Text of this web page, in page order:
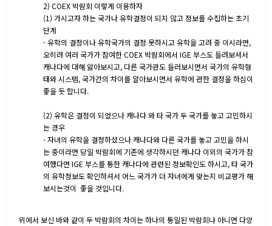
2) COEX 박람회 이렇게 이용하자
(1) 가시고자 하는 국가나 유학결정이 되지 않고 정보를 수집하는 초기
단계
- 유학의 결정이나 유학국가의 결정 못하시고 유학을 고려 중 이시라면,
오히려 여러 국가가 참여한 COEX 박람회에서 IGE 부스도 들려보셔서
캐나다에 대해 앓아보시고, 다른 국가관도 들러보시면서 국가의 유학형
태와 시스템, 국가간의 차이를 알아보시면서 유학에 관한 결정을 하심이
좋을 듯 합니다.
(2) 유학은 결정이 되었으나 캐나다 와 타 국가 두 국가를 놓고 고민하시
는 경우
- 자녀의 유학을 결정하셨으나 캐나다와 다른 국가를 놓고 고민을 하시
는 중이라면 당일 박람회에 기존에 생각하시던 캐나다 이외의 국가가 참
여했다면 IGE 부스를 통한 캐나다에 관련된 정보확인도 하시고, 타 국가
의 유학정보도 확인하셔서 어느 국가가 더 자녀에게 맞는지 비교평가 해
보시는것이 좋을 것입니다.
위에서 보신 바와 같이 두 박람회의 차이는 하나의 통일된 박람회냐 아니면 다양